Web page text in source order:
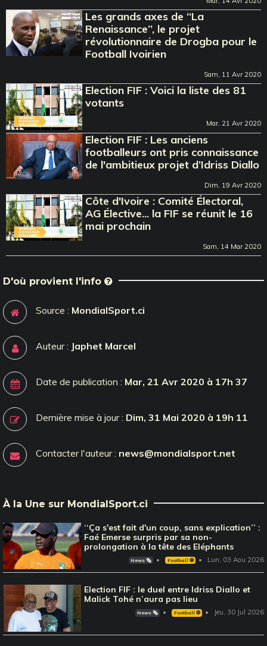
Les grands axes de ‘‘La
Renaissance’’, le projet
révolutionnaire de Drogba pour le
Football Ivoirien
Sam, 11 Avr 2020
Election FIF : Voici la liste des 81
votants
Mar, 21 Avr 2020
Election FIF : Les anciens
footballeurs ont pris connaissance
de l'ambitieux projet d’Idriss Diallo
Dim, 19 Avr 2020
Côte d'Ivoire : Comité Électoral,
AG Élective... la FIF se réunit le 16
mai prochain
Sam, 14 Mar 2020
D'où provient l'info
Source : MondialSport.ci
Auteur : Japhet Marcel
Date de publication : Mar, 21 Avr 2020 à 17h 37
Dernière mise à jour : Dim, 31 Mai 2020 à 19h 11
Contacter l'auteur : news@mondialsport.net
À la Une sur MondialSport.ci
‘‘Ça s'est fait d'un coup, sans explication’’ :
Faé Emerse surpris par sa non-
prolongation à la tête des Eléphants
News 🗞️ Football ⚽️ Lun, 03 Aou 2026
Election FIF : le duel entre Idriss Diallo et
Malick Tohé n’aura pas lieu
News 🗞️ Football ⚽️ Jeu, 30 Jul 2026